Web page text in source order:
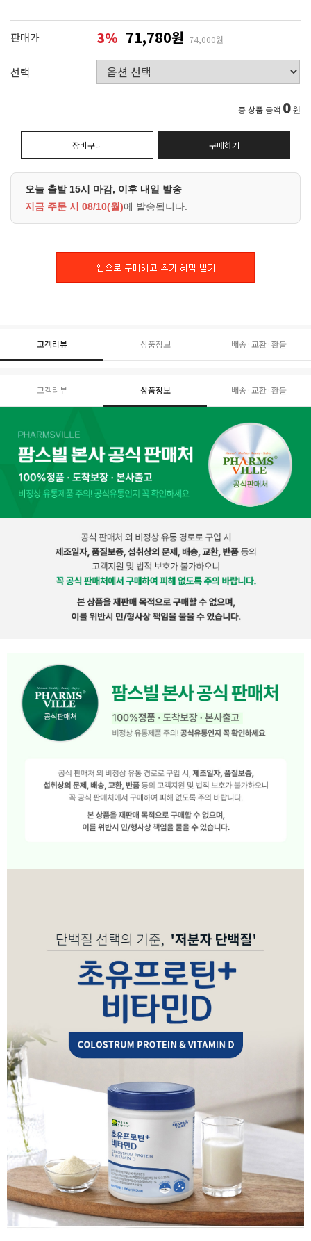
판매가 3% 71,780원 74,000원
선택
총 상품 금액 0원
장바구니 구매하기
오늘 출발 15시 마감, 이후 내일 발송
지금 주문 시 08/10(월)에 발송됩니다.
고객리뷰 상품정보 배송·교환·환불
고객리뷰 상품정보 배송·교환·환불